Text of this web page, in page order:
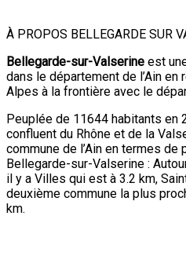
À PROPOS BELLEGARDE SUR
Bellegarde-sur-Valserine est
dans le département de l’Ain en
Alpes à la frontière avec le
Peuplée de 11644 habitants en
confluent du Rhône et de la
commune de l’Ain en termes
Bellegarde-sur-Valserine :
il y a Villes qui est à 3.2 km,
deuxième commune la plus
km.